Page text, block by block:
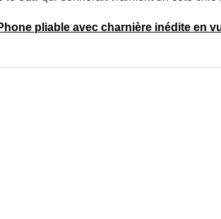
pliable avec charnière inédite en